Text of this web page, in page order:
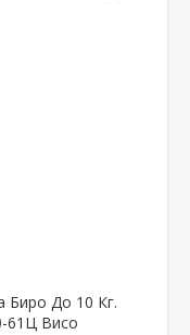
Биро До 10 Кг.
61Ц Висо